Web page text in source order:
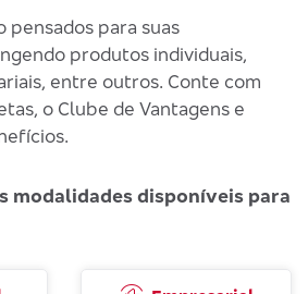
pensados para suas
produtos individuais,
entre outros. Conte com
o Clube de Vantagens e
modalidades disponíveis para